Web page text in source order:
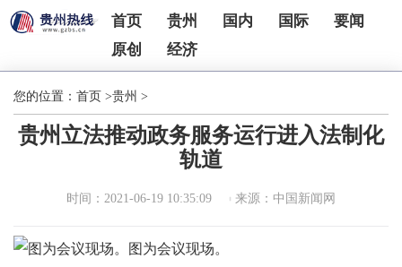
首页 贵州 国内 国际
要闻
原创
经济
您的位置： 首页 >贵州 >
贵州立法推动政务服务运行进入法制化
轨道
时间：2021-06-19 10:35:09 来源：中国新闻网
图为会议现场。